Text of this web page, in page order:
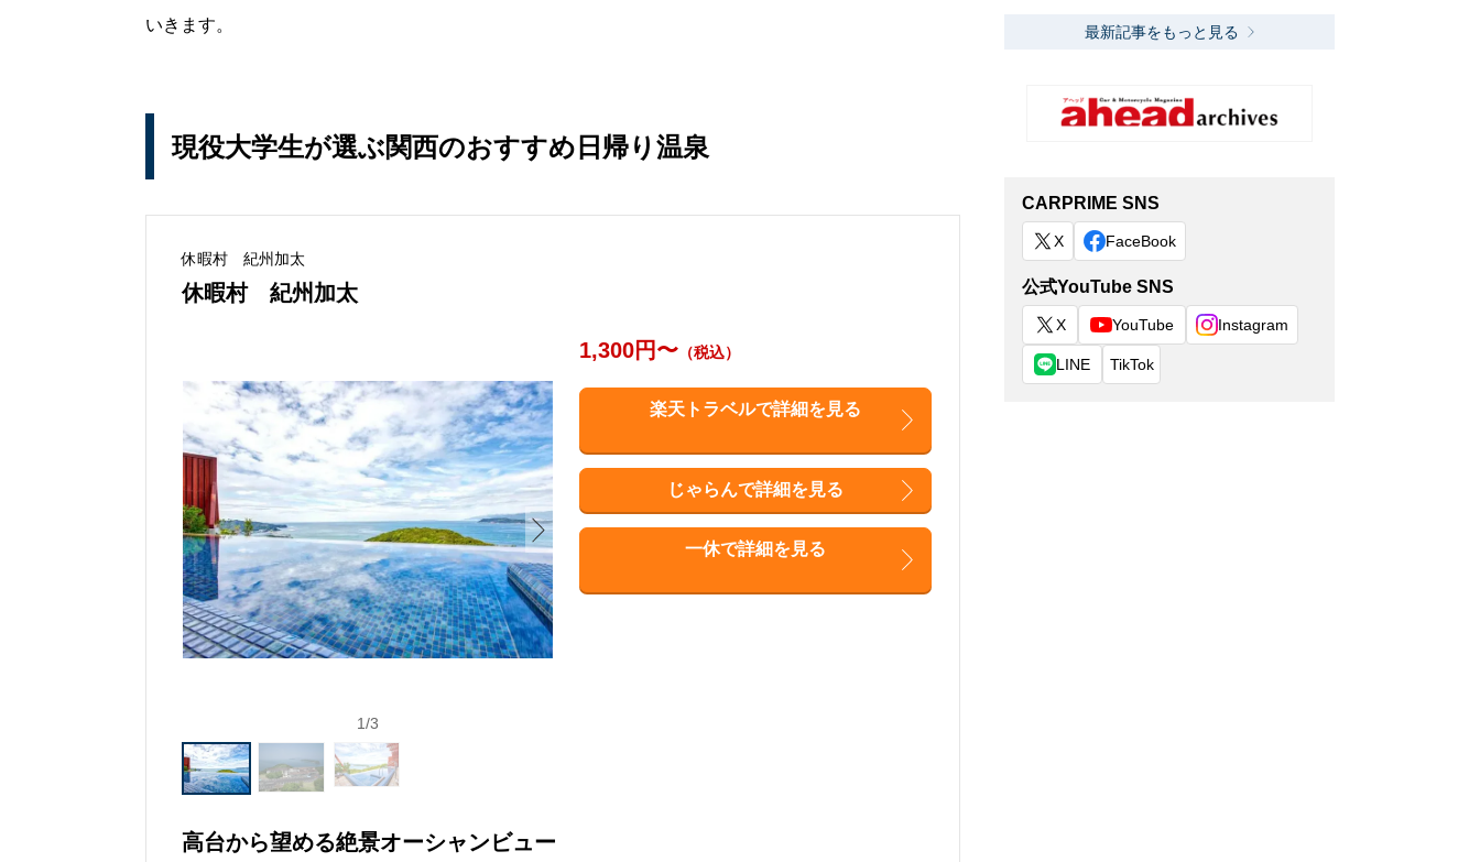
いきます。
現役大学生が選ぶ関西のおすすめ日帰り温泉
休暇村 紀州加太
休暇村 紀州加太
1/3
1,300円〜 （税込）
楽天トラベルで詳細を見る
じゃらんで詳細を見る
一休で詳細を見る
高台から望める絶景オーシャンビュー
最新記事をもっと見る
CARPRIME SNS
X FaceBook
公式YouTube SNS
X YouTube Instagram
LINE TikTok